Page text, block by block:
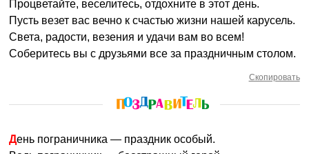
Процветайте, веселитесь, отдохните в этот день.
Пусть везет вас вечно к счастью жизни нашей карусель.
Света, радости, везения и удачи вам во всем!
Соберитесь вы с друзьями все за праздничным столом.
Скопировать
День пограничника — праздник особый.